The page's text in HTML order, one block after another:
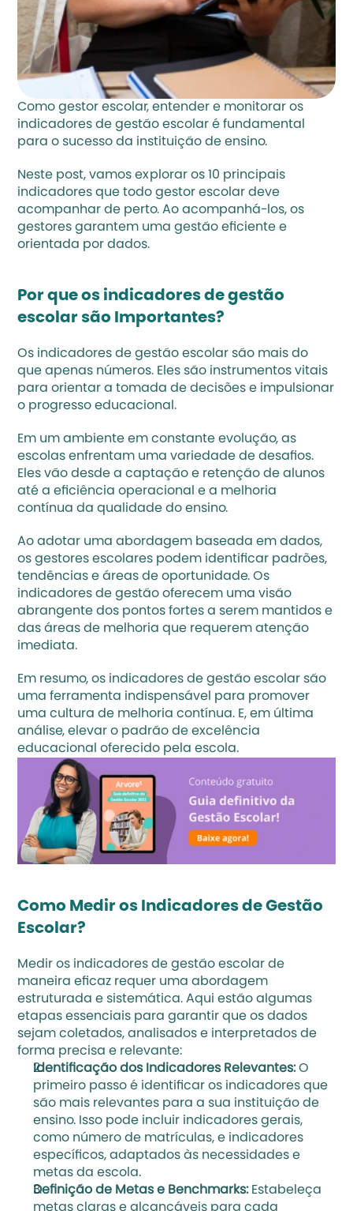
Como gestor escolar, entender e monitorar os
indicadores de gestão escolar é fundamental
para o sucesso da instituição de ensino.
Neste post, vamos explorar os 10 principais
indicadores que todo gestor escolar deve
acompanhar de perto. Ao acompanhá-los, os
gestores garantem uma gestão eficiente e
orientada por dados.
Por que os indicadores de gestão
escolar são Importantes?
Os indicadores de gestão escolar são mais do
que apenas números. Eles são instrumentos vitais
para orientar a tomada de decisões e impulsionar
o progresso educacional.
Em um ambiente em constante evolução, as
escolas enfrentam uma variedade de desafios.
Eles vão desde a captação e retenção de alunos
até a eficiência operacional e a melhoria
contínua da qualidade do ensino.
Ao adotar uma abordagem baseada em dados,
os gestores escolares podem identificar padrões,
tendências e áreas de oportunidade. Os
indicadores de gestão oferecem uma visão
abrangente dos pontos fortes a serem mantidos e
das áreas de melhoria que requerem atenção
imediata.
Em resumo, os indicadores de gestão escolar são
uma ferramenta indispensável para promover
uma cultura de melhoria contínua. E, em última
análise, elevar o padrão de excelência
educacional oferecido pela escola.
Como Medir os Indicadores de Gestão
Escolar?
Medir os indicadores de gestão escolar de
maneira eficaz requer uma abordagem
estruturada e sistemática. Aqui estão algumas
etapas essenciais para garantir que os dados
sejam coletados, analisados e interpretados de
forma precisa e relevante:
Identificação dos Indicadores Relevantes: O
primeiro passo é identificar os indicadores que
são mais relevantes para a sua instituição de
ensino. Isso pode incluir indicadores gerais,
como número de matrículas, e indicadores
específicos, adaptados às necessidades e
metas da escola.
Definição de Metas e Benchmarks: Estabeleça
metas claras e alcançáveis para cada